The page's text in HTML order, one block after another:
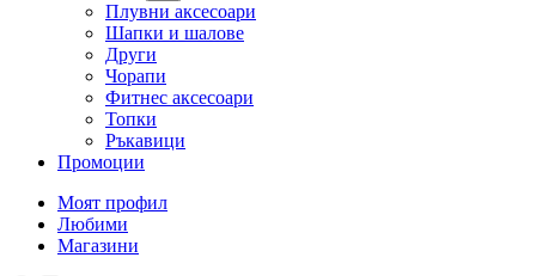
Плувни аксесоари
Шапки и шалове
Други
Чорапи
Фитнес аксесоари
Топки
Ръкавици
Промоции
Моят профил
Любими
Магазини